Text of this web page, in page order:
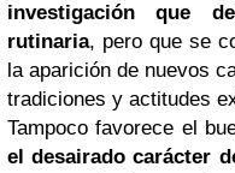
investigación que
rutinaria, pero que se
la aparición de nuevos
tradiciones y actitudes
Tampoco favorece el
el desairado carácter